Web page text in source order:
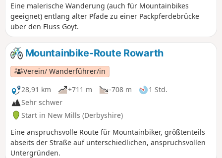
Eine malerische Wanderung (auch für Mountainbikes
geeignet) entlang alter Pfade zu einer Packpferdebrücke
über den Fluss Goyt.
Mountainbike-Route Rowarth
Verein/ Wanderführer/in
28,91 km
+711 m -708 m
1 Std.
Sehr schwer
Start in New Mills (Derbyshire)
Eine anspruchsvolle Route für Mountainbiker, größtenteils
abseits der Straße auf unterschiedlichen, anspruchsvollen
Untergründen.